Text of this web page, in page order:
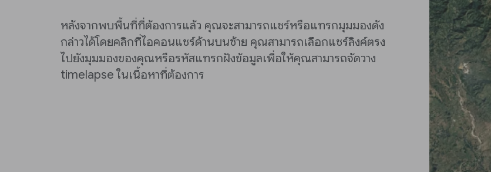
หลังจากพบพื้นที่ที่ต้องการแล้ว คุณจะสามารถแชร์หรือแทรกมุมมองดัง
กล่าวได้โดยคลิกที่ไอคอนแชร์ด้านบนซ้าย คุณสามารถเลือกแชร์ลิงค์ตรง
ไปยังมุมมองของคุณหรือรหัสแทรกฝังข้อมูลเพื่อให้คุณสามารถจัดวาง
timelapse ในเนื้อหาที่ต้องการ